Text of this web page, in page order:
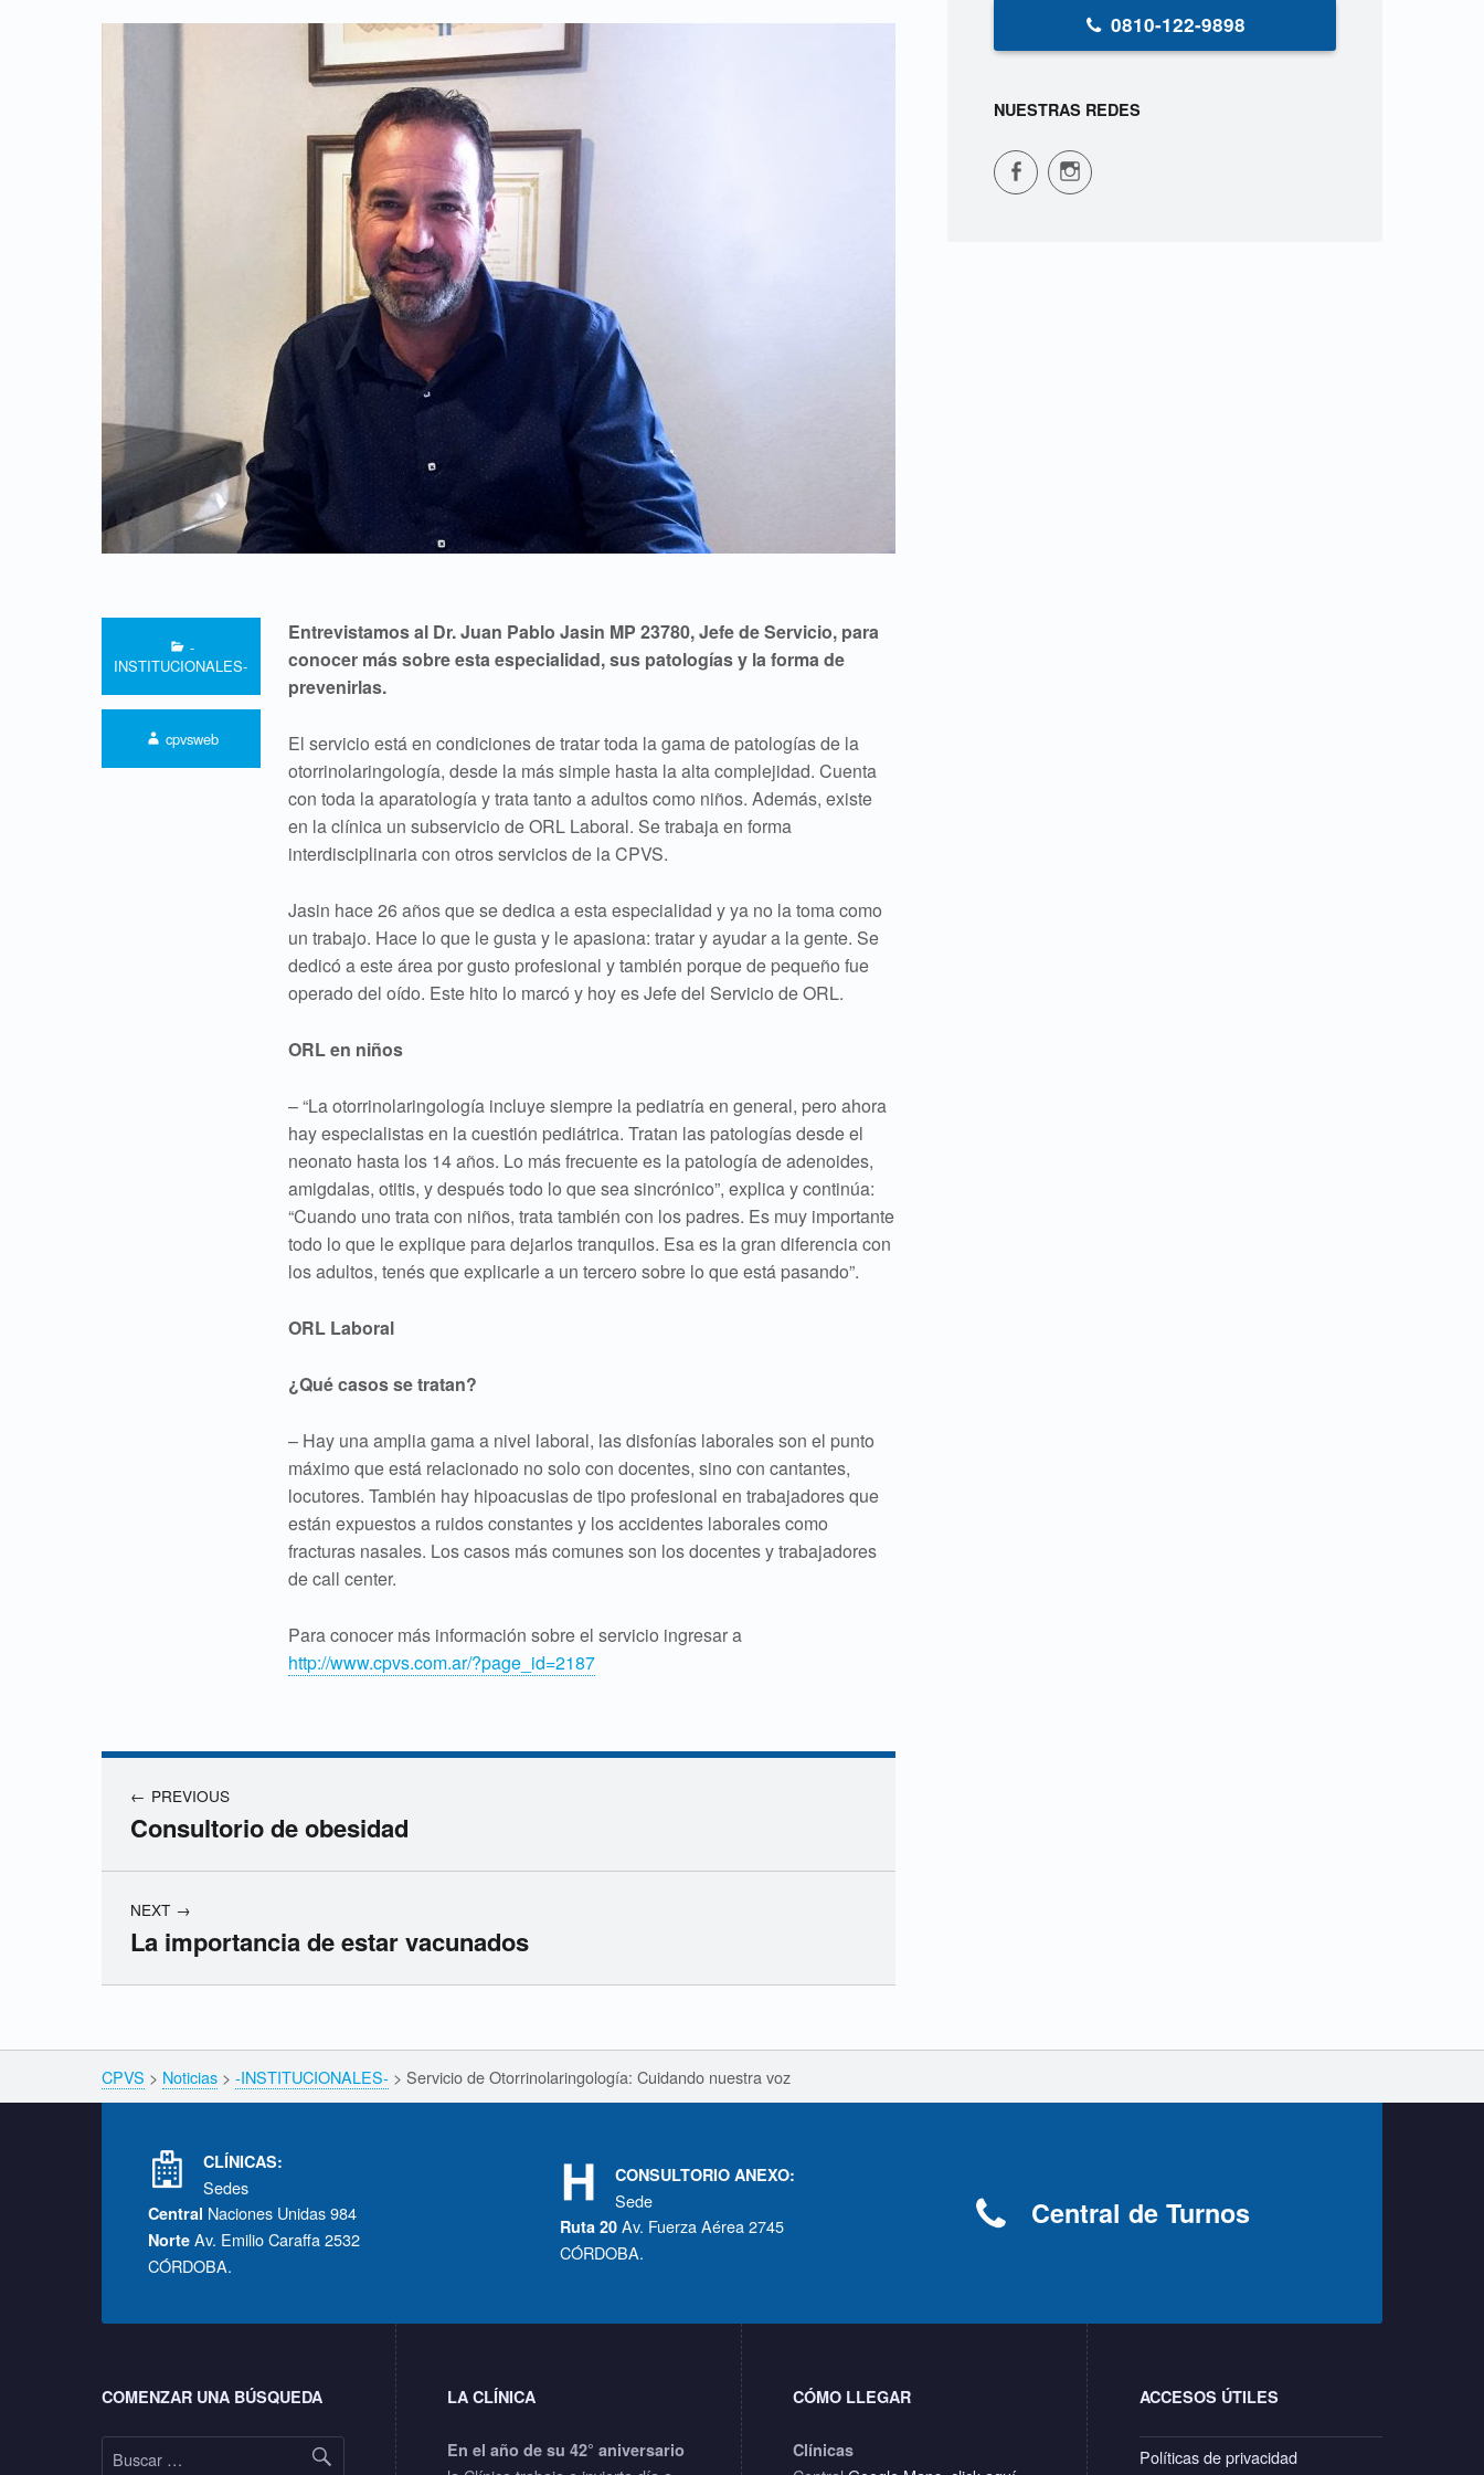
Entrevistamos al Dr. Juan Pablo Jasin MP 23780, Jefe de Servicio, para
conocer más sobre esta especialidad, sus patologías y la forma de
prevenirlas.
El servicio está en condiciones de tratar toda la gama de patologías de la
otorrinolaringología, desde la más simple hasta la alta complejidad. Cuenta
con toda la aparatología y trata tanto a adultos como niños. Además, existe
en la clínica un subservicio de ORL Laboral. Se trabaja en forma
interdisciplinaria con otros servicios de la CPVS.
Jasin hace 26 años que se dedica a esta especialidad y ya no la toma como
un trabajo. Hace lo que le gusta y le apasiona: tratar y ayudar a la gente. Se
dedicó a este área por gusto profesional y también porque de pequeño fue
operado del oído. Este hito lo marcó y hoy es Jefe del Servicio de ORL.
ORL en niños
– “La otorrinolaringología incluye siempre la pediatría en general, pero ahora
hay especialistas en la cuestión pediátrica. Tratan las patologías desde el
neonato hasta los 14 años. Lo más frecuente es la patología de adenoides,
amigdalas, otitis, y después todo lo que sea sincrónico”, explica y continúa:
“Cuando uno trata con niños, trata también con los padres. Es muy importante
todo lo que le explique para dejarlos tranquilos. Esa es la gran diferencia con
los adultos, tenés que explicarle a un tercero sobre lo que está pasando”.
ORL Laboral
¿Qué casos se tratan?
– Hay una amplia gama a nivel laboral, las disfonías laborales son el punto
máximo que está relacionado no solo con docentes, sino con cantantes,
locutores. También hay hipoacusias de tipo profesional en trabajadores que
están expuestos a ruidos constantes y los accidentes laborales como
fracturas nasales. Los casos más comunes son los docentes y trabajadores
de call center.
Para conocer más información sobre el servicio ingresar a
http://www.cpvs.com.ar/?page_id=2187
-
INSTITUCIONALES-
cpvsweb
PREVIOUS
Consultorio de obesidad
NEXT
La importancia de estar vacunados
0810-122-9898
NUESTRAS REDES
CPVS en Facebook CPVS en Instagram
Breadcrumbs navigation
CPVS > Noticias > -INSTITUCIONALES- > Servicio de Otorrinolaringología: Cuidando nuestra voz
CLÍNICAS:
Sedes
Central Naciones Unidas 984
Norte Av. Emilio Caraffa 2532
CÓRDOBA.
CONSULTORIO ANEXO:
Sede
Ruta 20Av. Fuerza Aérea 2745
CÓRDOBA.
Central de Turnos
Footer sidebar
COMENZAR UNA BÚSQUEDA
Buscar:
LA CLÍNICA
En el año de su 42° aniversario
CÓMO LLEGAR
Clínicas
ACCESOS ÚTILES
Políticas de privacidad